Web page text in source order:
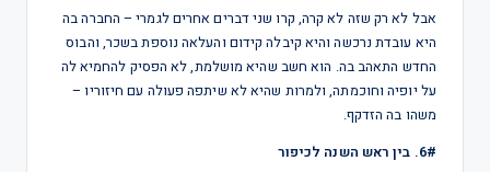
אבל לא רק שזה לא קרה, קרו שני דברים אחרים לגמרי – החברה בה
היא עובדת נרכשה והיא קיבלה קידום והעלאה נוספת בשכר, והבוס
החדש התאהב בה. הוא חשב שהיא מושלמת, לא הפסיק להחמיא לה
על יופיה וחוכמתה, ולמרות שהיא לא שיתפה פעולה עם חיזוריו –
משהו בה הזדקף.
6#. בין ראש השנה לכיפור